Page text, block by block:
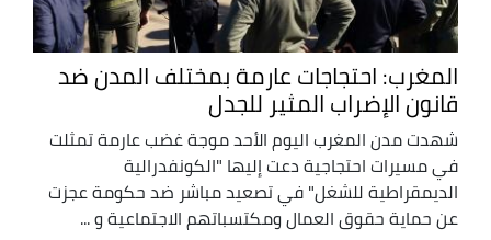
المغرب: احتجاجات عارمة بمختلف المدن ضد
قانون الإضراب المثير للجدل
شهدت مدن المغرب اليوم الأحد موجة غضب عارمة تمثلت
في مسيرات احتجاجية دعت إليها "الكونفدرالية
الديمقراطية للشغل" في تصعيد مباشر ضد حكومة عجزت
عن حماية حقوق العمال ومكتسباتهم الاجتماعية و ...